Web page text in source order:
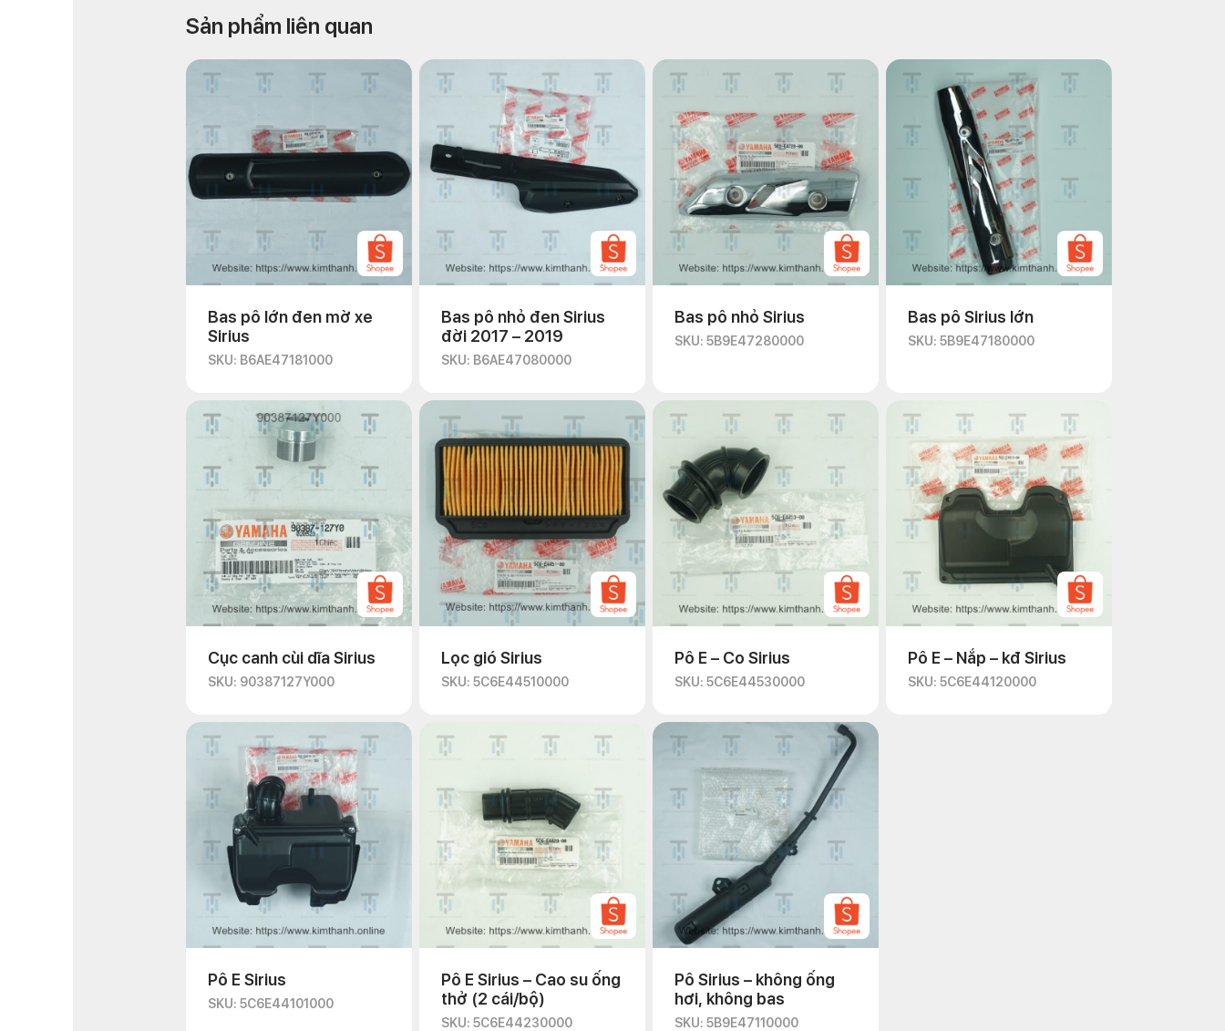
Sản phẩm liên quan
Bas pô lớn đen mờ xe
Sirius
SKU: B6AE47181000
Bas pô nhỏ đen Sirius
đời 2017 – 2019
SKU: B6AE47080000
Bas pô nhỏ Sirius
SKU: 5B9E47280000
Bas pô Sirius lớn
SKU: 5B9E47180000
Cục canh cùi dĩa Sirius
SKU: 90387127Y000
Lọc gió Sirius
SKU: 5C6E44510000
Pô E – Co Sirius
SKU: 5C6E44530000
Pô E – Nắp – kđ Sirius
SKU: 5C6E44120000
Pô E Sirius
SKU: 5C6E44101000
Pô E Sirius – Cao su ống
thở (2 cái/bộ)
SKU: 5C6E44230000
Pô Sirius – không ống
hơi, không bas
SKU: 5B9E47110000